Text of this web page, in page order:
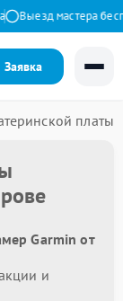
Выезд мастера
Заявка
платы
Garmin от
и